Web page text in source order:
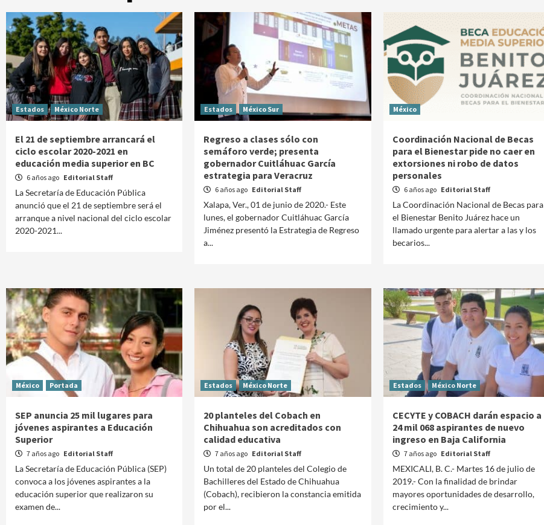
Estados México Norte
El 21 de septiembre arrancará el
ciclo escolar 2020-2021 en
educación media superior en BC
6 años ago Editorial Staff
La Secretaría de Educación Pública
anunció que el 21 de septiembre será el
arranque a nivel nacional del ciclo escolar
2020-2021...
Estados México Sur
Regreso a clases sólo con
semáforo verde; presenta
gobernador Cuitláhuac García
estrategia para Veracruz
6 años ago Editorial Staff
Xalapa, Ver., 01 de junio de 2020.- Este
lunes, el gobernador Cuitláhuac García
Jiménez presentó la Estrategia de Regreso
a...
México
Coordinación Nacional de Becas
para el Bienestar pide no caer en
extorsiones ni robo de datos
personales
6 años ago Editorial Staff
La Coordinación Nacional de Becas para
el Bienestar Benito Juárez hace un
llamado urgente para alertar a las y los
becarios...
México Portada
SEP anuncia 25 mil lugares para
jóvenes aspirantes a Educación
Superior
7 años ago Editorial Staff
La Secretaría de Educación Pública (SEP)
convoca a los jóvenes aspirantes a la
educación superior que realizaron su
examen de...
Estados México Norte
20 planteles del Cobach en
Chihuahua son acreditados con
calidad educativa
7 años ago Editorial Staff
Un total de 20 planteles del Colegio de
Bachilleres del Estado de Chihuahua
(Cobach), recibieron la constancia emitida
por el...
Estados México Norte
CECYTE y COBACH darán espacio a
24 mil 068 aspirantes de nuevo
ingreso en Baja California
7 años ago Editorial Staff
MEXICALI, B. C.- Martes 16 de julio de
2019.- Con la finalidad de brindar
mayores oportunidades de desarrollo,
crecimiento y...
Manifestaciones hoy en CDMX 5 de agosto del